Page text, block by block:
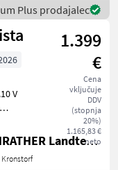
Plus prodajalec
1.399
€
Cena
vključuje
DDV
(stopnja
20%)
1.165,83 €
neto
V
HOCHRATHER Landtechnik GmbH
Kronstorf